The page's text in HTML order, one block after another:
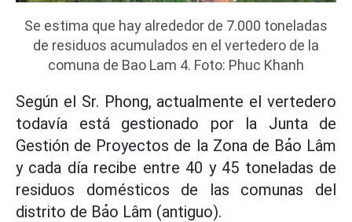
Se estima que hay alrededor de 7.000 toneladas
de residuos acumulados en el vertedero de la
comuna de Bao Lam 4. Foto: Phuc Khanh
Según el Sr. Phong, actualmente el vertedero
todavía está gestionado por la Junta de
Gestión de Proyectos de la Zona de Bảo Lâm
y cada día recibe entre 40 y 45 toneladas de
residuos domésticos de las comunas del
distrito de Bảo Lâm (antiguo).